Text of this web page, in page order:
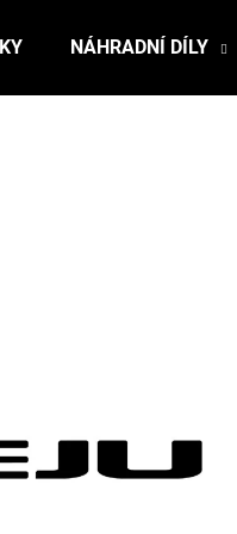
NÁHRADNÍ DÍLY